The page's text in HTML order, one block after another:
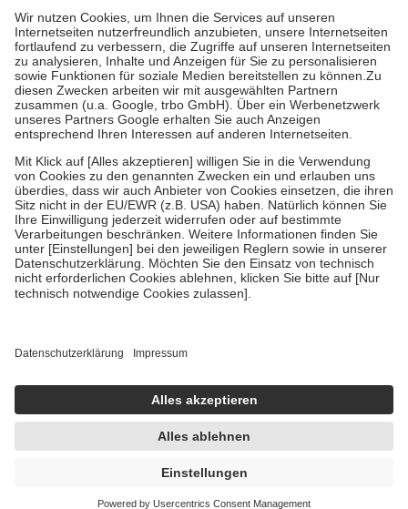
Grundsätzlich leisten Mitglieder Zuzahlungen in Höhe von zehn
Prozent des Abgabepreises,mindestensjedochfünf Euround
höchstens zehn Euro.Es sind jedoch nie mehr als die tatsächlichen
Kosten der Leistung zu entrichten.
Diese Regeln gelten grundsätzlich auch für Online-Apotheken.
Bei Heilmitteln und häuslicher Krankenpflege beträgt die
Zuzahlung zehn Prozent der Kosten sowie zehn Euro je
Um das Engagement der Versicherten für ihre eigene Gesundheit zu
stärken und die besondere Stellung der Familie zu unterstützen,
fallenkeine Zuzahlungen an bei:
• Kindern und Jugendlichen bis zum vollendeten 18. Lebensjahr
mit Ausnahme der Fahrkosten
• Untersuchungen zur Vorsorge und Früherkennung, die von der
GKV getragen werden
• empfohlenen Schutzimpfungen
Wir nutzen Trusted Shops als unabhängigen Dienstleister für die
getroffen, um sicherzustellen, dass es sich um echte Bewertungen
handelt. Mehr Informationen findest du hier:
https://help.etrusted.com/hc/de/articles/4419944605341
Einige Bilder und Inhalte wurden unter Zuhilfenahme künstlicher